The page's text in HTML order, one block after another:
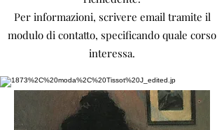
Per informazioni, scrivere email tramite il
modulo di contatto, specificando quale corso
interessa.